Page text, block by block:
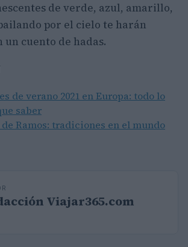
de verde, azul, amarillo,
por el cielo te harán
un cuento de hadas.
de verano 2021 en Europa: todo lo
saber
Ramos: tradiciones en el mundo
Viajar365.com